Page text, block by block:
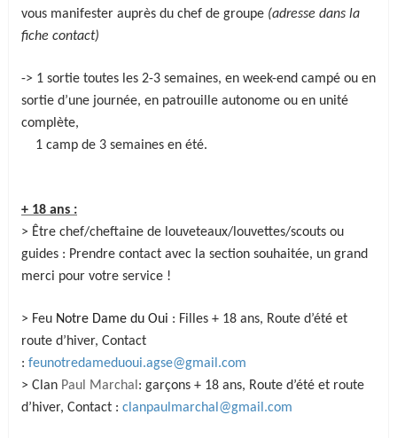
vous manifester auprès du chef de groupe (adresse dans la
fiche contact)
-> 1 sortie toutes les 2-3 semaines, en week-end campé ou en
sortie d’une journée, en patrouille autonome ou en unité
complète,
1 camp de 3 semaines en été.
+ 18 ans :
> Être chef/cheftaine de louveteaux/louvettes/scouts ou
guides : Prendre contact avec la section souhaitée, un grand
merci pour votre service !
> Feu Notre Dame du Oui : Filles + 18 ans, Route d’été et
route d’hiver, Contact
: feunotredameduoui.agse@gmail.com
> Clan Paul Marchal : garçons + 18 ans, Route d’été et route
d’hiver, Contact : clanpaulmarchal@gmail.com